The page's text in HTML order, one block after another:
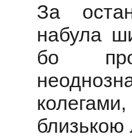
За
набула
бо
близькою